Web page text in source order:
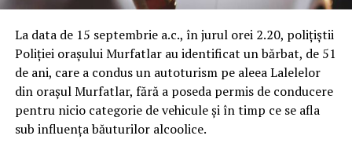
La data de 15 septembrie a.c., în jurul orei 2.20, polițiștii
Poliției orașului Murfatlar au identificat un bărbat, de 51
de ani, care a condus un autoturism pe aleea Lalelelor
din orașul Murfatlar, fără a poseda permis de conducere
pentru nicio categorie de vehicule și în timp ce se afla
sub influența băuturilor alcoolice.